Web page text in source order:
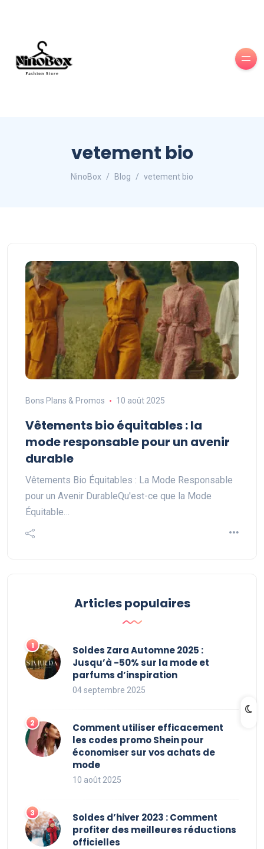
vetement bio
NinoBox Blog vetement bio
Bons Plans & Promos 10 août 2025
Vêtements bio équitables : la
mode responsable pour un avenir
durable
Vêtements Bio Équitables : La Mode Responsable
pour un Avenir DurableQu'est-ce que la Mode
Équitable…
Articles populaires
Soldes Zara Automne 2025 :
Jusqu’à -50% sur la mode et
parfums d’inspiration
04 septembre 2025
Comment utiliser efficacement
les codes promo Shein pour
économiser sur vos achats de
mode
10 août 2025
Soldes d’hiver 2023 : Comment
profiter des meilleures réductions
officielles